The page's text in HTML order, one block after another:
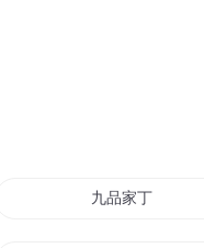
九品家丁